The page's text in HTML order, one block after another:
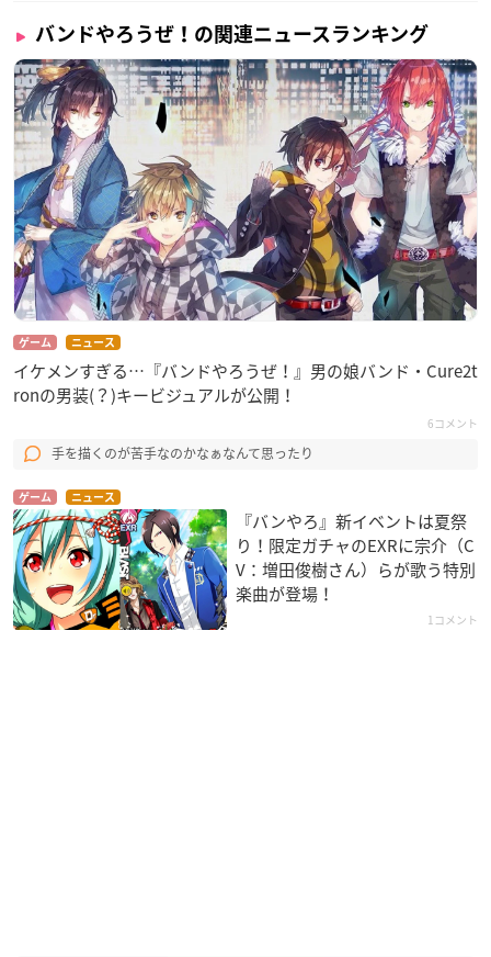
バンドやろうぜ！の関連ニュースランキング
ゲーム ニュース
イケメンすぎる…『バンドやろうぜ！』男の娘バンド・Cure2t
ronの男装(？)キービジュアルが公開！
6コメント
手を描くのが苦手なのかなぁなんて思ったり
ゲーム ニュース
『バンやろ』新イベントは夏祭
り！限定ガチャのEXRに宗介（C
V：増田俊樹さん）らが歌う特別
楽曲が登場！
1コメント